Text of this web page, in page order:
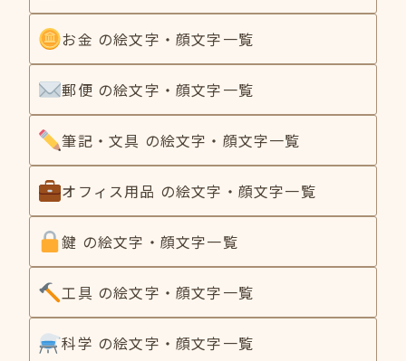
お金 の絵文字・顔文字一覧
郵便 の絵文字・顔文字一覧
筆記・文具 の絵文字・顔文字一覧
オフィス用品 の絵文字・顔文字一覧
鍵 の絵文字・顔文字一覧
工具 の絵文字・顔文字一覧
科学 の絵文字・顔文字一覧